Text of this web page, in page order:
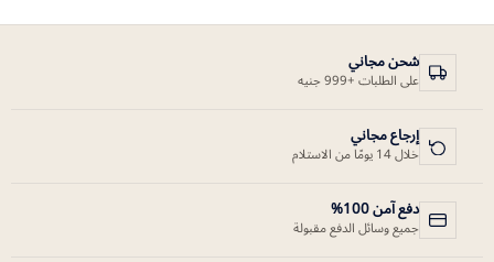
شحن مجاني
على الطلبات +999 جنيه
إرجاع مجاني
خلال 14 يومًا من الاستلام
دفع آمن 100%
جميع وسائل الدفع مقبولة